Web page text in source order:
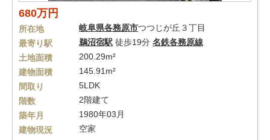
680万円
所在地 岐阜県各務原市つつじが丘３丁目
最寄り駅
鵜沼宿駅 徒歩19分 名鉄各務原線
土地面積
200.29m²
建物面積
145.91m²
間取り
5LDK
階数
2階建て
築年月
1980年03月
建物現況
空家